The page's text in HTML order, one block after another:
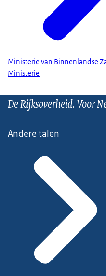
Ministerie van Binnenlandse
Ministerie
De Rijksoverheid. Voor
Andere talen